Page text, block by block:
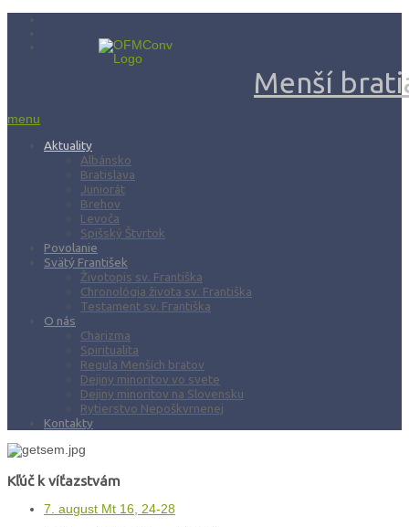
Menší
menu
Aktuality
Albánsko
Bratislava
Juniorát
Brehov
Levoča
Spišský Štvrtok
Povolanie
Svätý František
Životopis sv. Františka
Chronológia života sv. Františka
Testament sv. Františka
O nás
Charizma
Spiritualita
Regula Menších bratov
Dejiny minoritov vo svete
Dejiny minoritov na Slovensku
Rytierstvo Nepoškvrnenej
Kontakty
Kľúč k víťazstvám
7. august Mt 16, 24-28